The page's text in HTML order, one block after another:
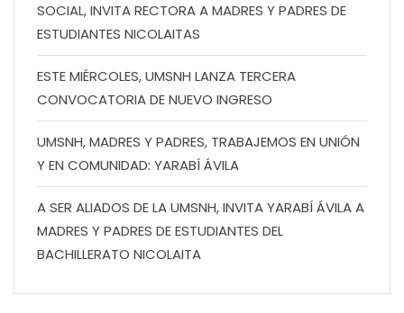
SOCIAL, INVITA RECTORA A MADRES Y PADRES DE
ESTUDIANTES NICOLAITAS
ESTE MIÉRCOLES, UMSNH LANZA TERCERA
CONVOCATORIA DE NUEVO INGRESO
UMSNH, MADRES Y PADRES, TRABAJEMOS EN UNIÓN
Y EN COMUNIDAD: YARABÍ ÁVILA
A SER ALIADOS DE LA UMSNH, INVITA YARABÍ ÁVILA A
MADRES Y PADRES DE ESTUDIANTES DEL
BACHILLERATO NICOLAITA